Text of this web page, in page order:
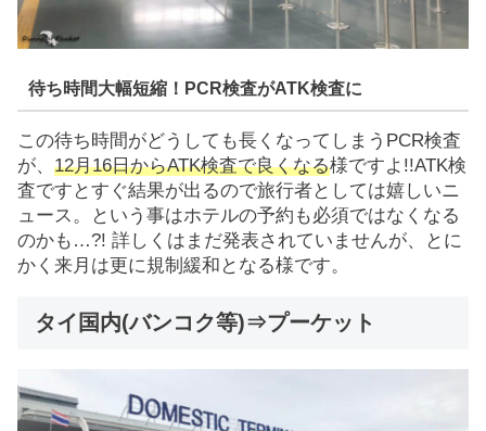
待ち時間大幅短縮！PCR検査がATK検査に
この待ち時間がどうしても長くなってしまうPCR検査
が、 12月16日からATK検査で良くなる様ですよ!!ATK検
査ですとすぐ結果が出るので旅行者としては嬉しいニ
ュース。という事はホテルの予約も必須ではなくなる
のかも…?! 詳しくはまだ発表されていませんが、とに
かく来月は更に規制緩和となる様です。
タイ国内(バンコク等)⇒プーケット